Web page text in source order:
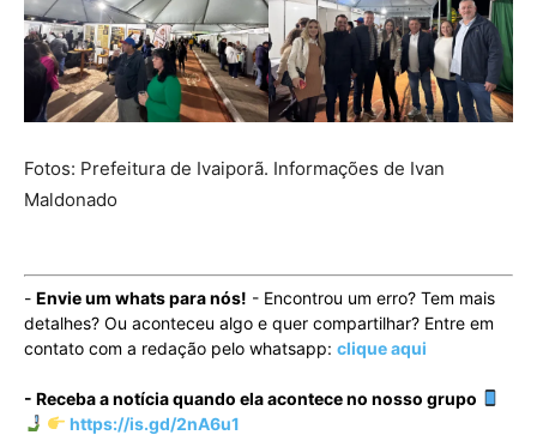
Fotos: Prefeitura de Ivaiporã. Informações de Ivan
Maldonado
- Envie um whats para nós! - Encontrou um erro? Tem mais
detalhes? Ou aconteceu algo e quer compartilhar? Entre em
contato com a redação pelo whatsapp: clique aqui
- Receba a notícia quando ela acontece no nosso grupo
https://is.gd/2nA6u1